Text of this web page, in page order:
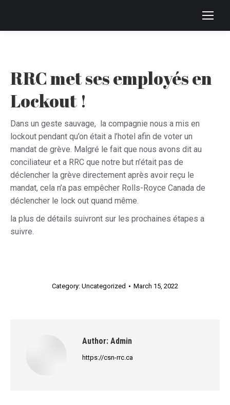
RRC met ses employés en
Lockout !
Dans un geste sauvage, la compagnie nous a mis en
lockout pendant qu’on était a l’hotel afin de voter un
mandat de grève. Malgré le fait que nous avons dit au
conciliateur et a RRC que notre but n’était pas de
déclencher la grève directement après avoir reçu le
mandat, cela n’a pas empêcher Rolls-Royce Canada de
déclencher le lock out quand même.
la plus de détails suivront sur les prochaines étapes a
suivre.
Category: Uncategorized March 15, 2022
Author: Admin
https://csn-rrc.ca